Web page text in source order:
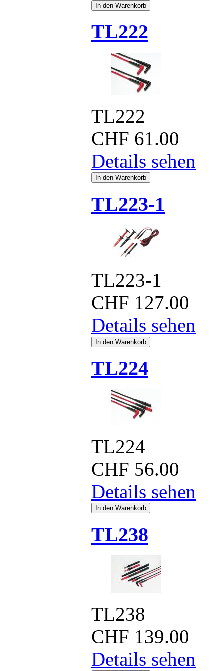
TL222
TL222
CHF 61.00
Details sehen
TL223-1
TL223-1
CHF 127.00
Details sehen
TL224
TL224
CHF 56.00
Details sehen
TL238
TL238
CHF 139.00
Details sehen